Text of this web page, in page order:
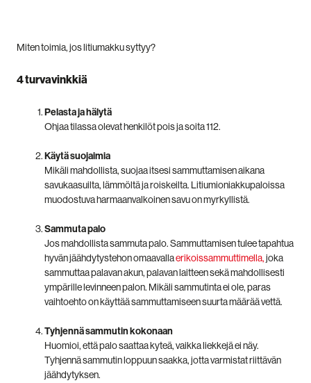
Miten toimia, jos litiumakku syttyy?
4 turvavinkkiä
Pelasta ja hälytä
Ohjaa tilassa olevat henkilöt pois ja soita 112.
Käytä suojaimia
Mikäli mahdollista, suojaa itsesi sammuttamisen aikana
savukaasuilta, lämmöltä ja roiskeilta. Litiumioniakkupaloissa
muodostuva harmaanvalkoinen savu on myrkyllistä.
Sammuta palo
Jos mahdollista sammuta palo. Sammuttamisen tulee tapahtua
hyvän jäähdytystehon omaavallaerikoissammuttimella,joka
sammuttaa palavan akun, palavan laitteen sekä mahdollisesti
ympärille levinneen palon. Mikäli sammutinta ei ole, paras
vaihtoehto on käyttää sammuttamiseen suurta määrää vettä.
Tyhjennä sammutin kokonaan
Huomioi, että palo saattaa kyteä, vaikka liekkejä ei näy.
Tyhjennä sammutin loppuun saakka, jotta varmistat riittävän
jäähdytyksen.